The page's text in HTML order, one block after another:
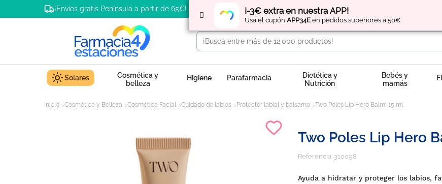
¡-3€ extra en nuestra APP!
Usa el cupón APP34E en pedidos superiores a 50€
¡Envíos gratis Península a partir de 65€! Regístratey obtén
Solares
Cosmética y
belleza
Higiene Parafarmacia
Dietética y
Nutrición
Bebés y
mamás
Inicio Cosmética y Belleza Cosmética Facial Cuidado de labios Protector labial y bálsamo Two Poles Lip Hero Balm, 15 ml
Two Poles Lip Hero
Referencia: 310098
Ayuda a hidratar y proteger los labios,